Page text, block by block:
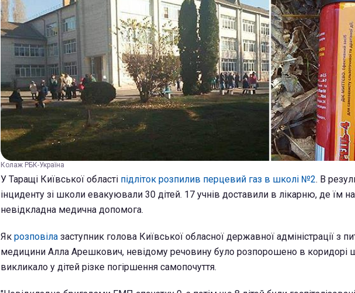
Колаж РБК-Україна
У Таращі Київської області підліток розпилив перцевий газ в школі №2. В
інциденту зі школи евакуювали 30 дітей. 17 учнів доставили в лікарню, де їм
невідкладна медична допомога.
Як розповіла заступник голова Київської обласної державної адміністрації з
медицини Алла Арешкович, невідому речовину було розпорошено в коридорі
викликало у дітей різке погіршення самопочуття.